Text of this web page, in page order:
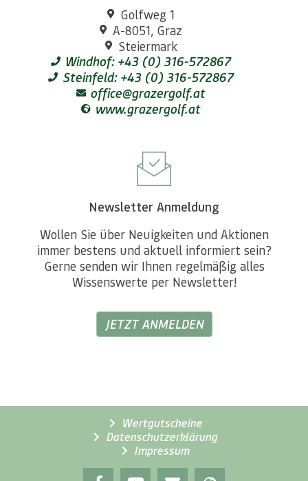
Golfweg 1
A-8051, Graz
Steiermark
Windhof: +43 (0) 316-572867
Steinfeld: +43 (0) 316-572867
office@grazergolf.at
www.grazergolf.at
Newsletter Anmeldung
Wollen Sie über Neuigkeiten und Aktionen
immer bestens und aktuell informiert sein?
Gerne senden wir Ihnen regelmäßig alles
Wissenswerte per Newsletter!
JETZT ANMELDEN
Wertgutscheine
Datenschutzerklärung
Impressum